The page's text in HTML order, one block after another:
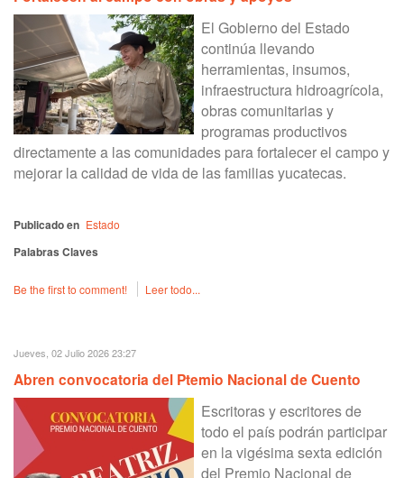
El Gobierno del Estado
continúa llevando
herramientas, insumos,
infraestructura hidroagrícola,
obras comunitarias y
programas productivos
directamente a las comunidades para fortalecer el campo y
mejorar la calidad de vida de las familias yucatecas.
Publicado en Estado
Palabras Claves
Be the first to comment! Leer todo...
Jueves, 02 Julio 2026 23:27
Abren convocatoria del Ptemio Nacional de Cuento
Escritoras y escritores de
todo el país podrán participar
en la vigésima sexta edición
del Premio Nacional de